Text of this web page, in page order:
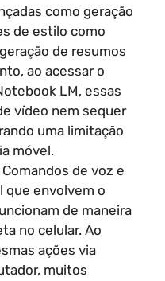
como geração
de estilo como
de resumos
ao acessar o
LM, essas
vídeo nem sequer
uma limitação
móvel.
Comandos de voz e
que envolvem o
de maneira
no celular. Ao
ações via
muitos